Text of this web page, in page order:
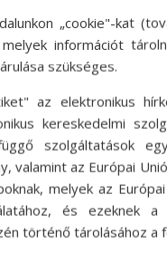
„cookie"-kat
információt
szükséges.
az elektronikus
kereskedelmi
szolgáltatások
valamint az Európai
melyek az
és ezeknek
történő tárolásához a